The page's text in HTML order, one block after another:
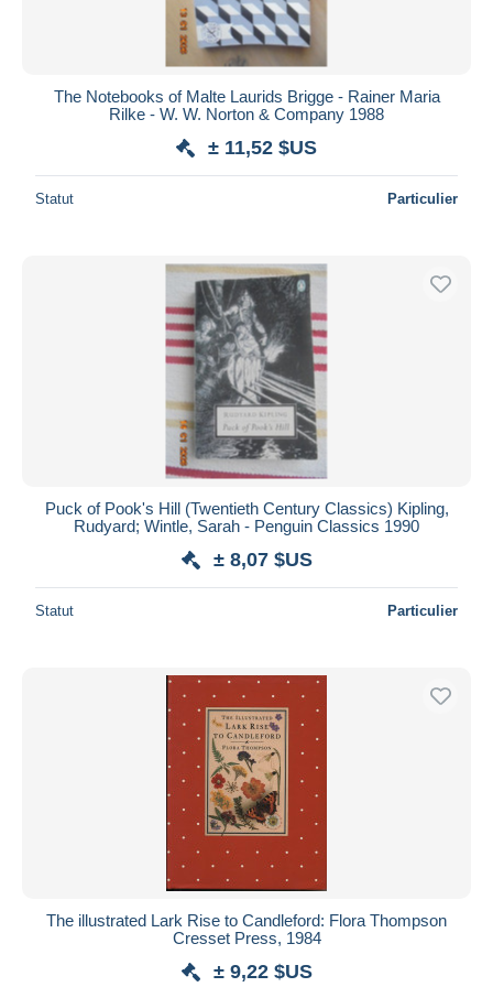
The Notebooks of Malte Laurids Brigge - Rainer Maria
Rilke - W. W. Norton & Company 1988
± 11,52 $US
Statut Particulier
Puck of Pook's Hill (Twentieth Century Classics) Kipling,
Rudyard; Wintle, Sarah - Penguin Classics 1990
± 8,07 $US
Statut Particulier
The illustrated Lark Rise to Candleford: Flora Thompson
Cresset Press, 1984
± 9,22 $US